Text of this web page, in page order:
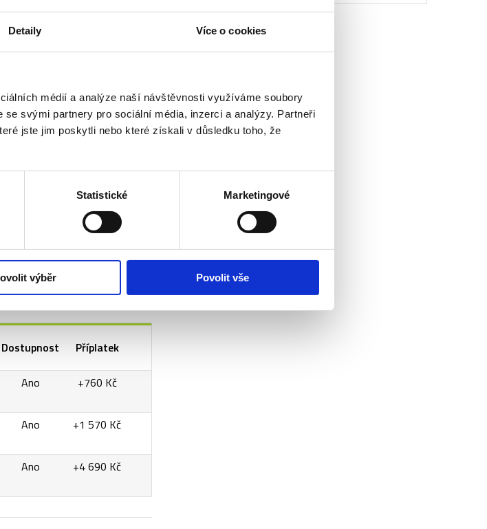
Detaily Více o cookies
médií a analýze naší návštěvnosti využíváme soubory
svými partnery pro sociální média, inzerci a analýzy. Partneři
jste jim poskytli nebo které získali v důsledku toho, že
Statistické Marketingové
výběr Povolit vše
doobjednat vstupenky
Dostupnost Příplatek
Ano +760 Kč
Ano +1 570 Kč
Ano +4 690 Kč